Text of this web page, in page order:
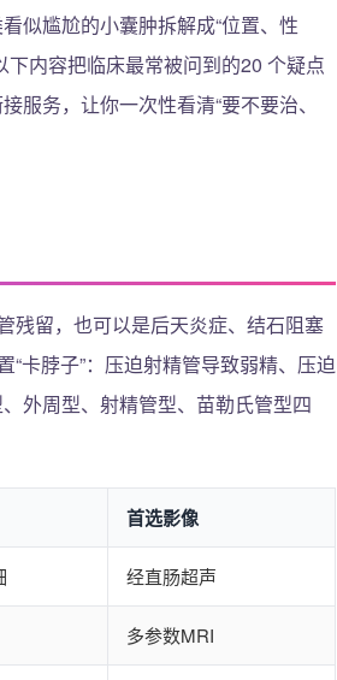
似尴尬的小囊肿拆解成“位置、性
内容把临床最常被问到的20 个疑点
务，让你一次性看清“要不要治、
残留，也可以是后天炎症、结石阻塞
“卡脖子”：压迫射精管导致弱精、压迫
外周型、射精管型、苗勒氏管型四
首选影像
经直肠超声
多参数MRI